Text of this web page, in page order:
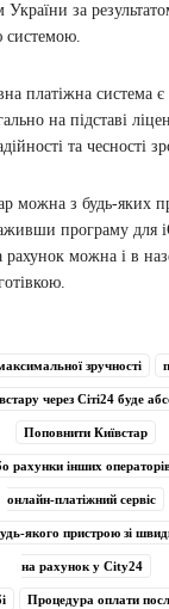
за
системою.
платіжна система
на підставі
та чесності
можна з будь-яких
програму
рахунок можна і в
зручності
через Сіті24 буде
Поповнити Київстар
рахунки інших
онлайн-платіжний сервіс
якого пристрою зі
на рахунок у City24
Процедура оплати